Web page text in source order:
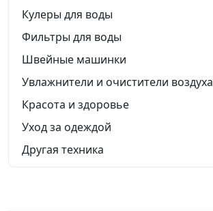
Кулеры для воды
Фильтры для воды
Швейные машинки
Увлажнители и очистители воздуха
Красота и здоровье
Уход за одеждой
Другая техника